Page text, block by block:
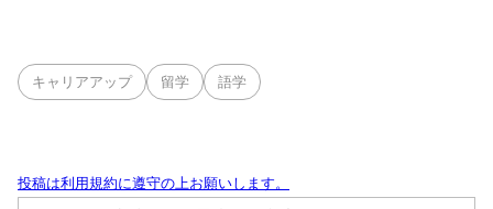
キャリアアップ 留学 語学